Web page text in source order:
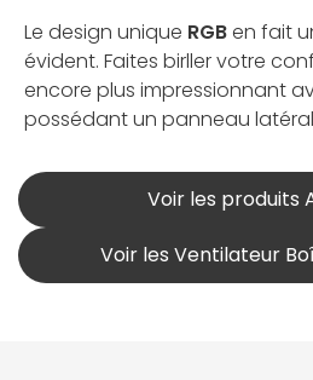
Le design unique RGBen fait
évident. Faites birller votre
encore plus impressionnant
possédant un panneau
Voir les produits
Voir les Ventilateur